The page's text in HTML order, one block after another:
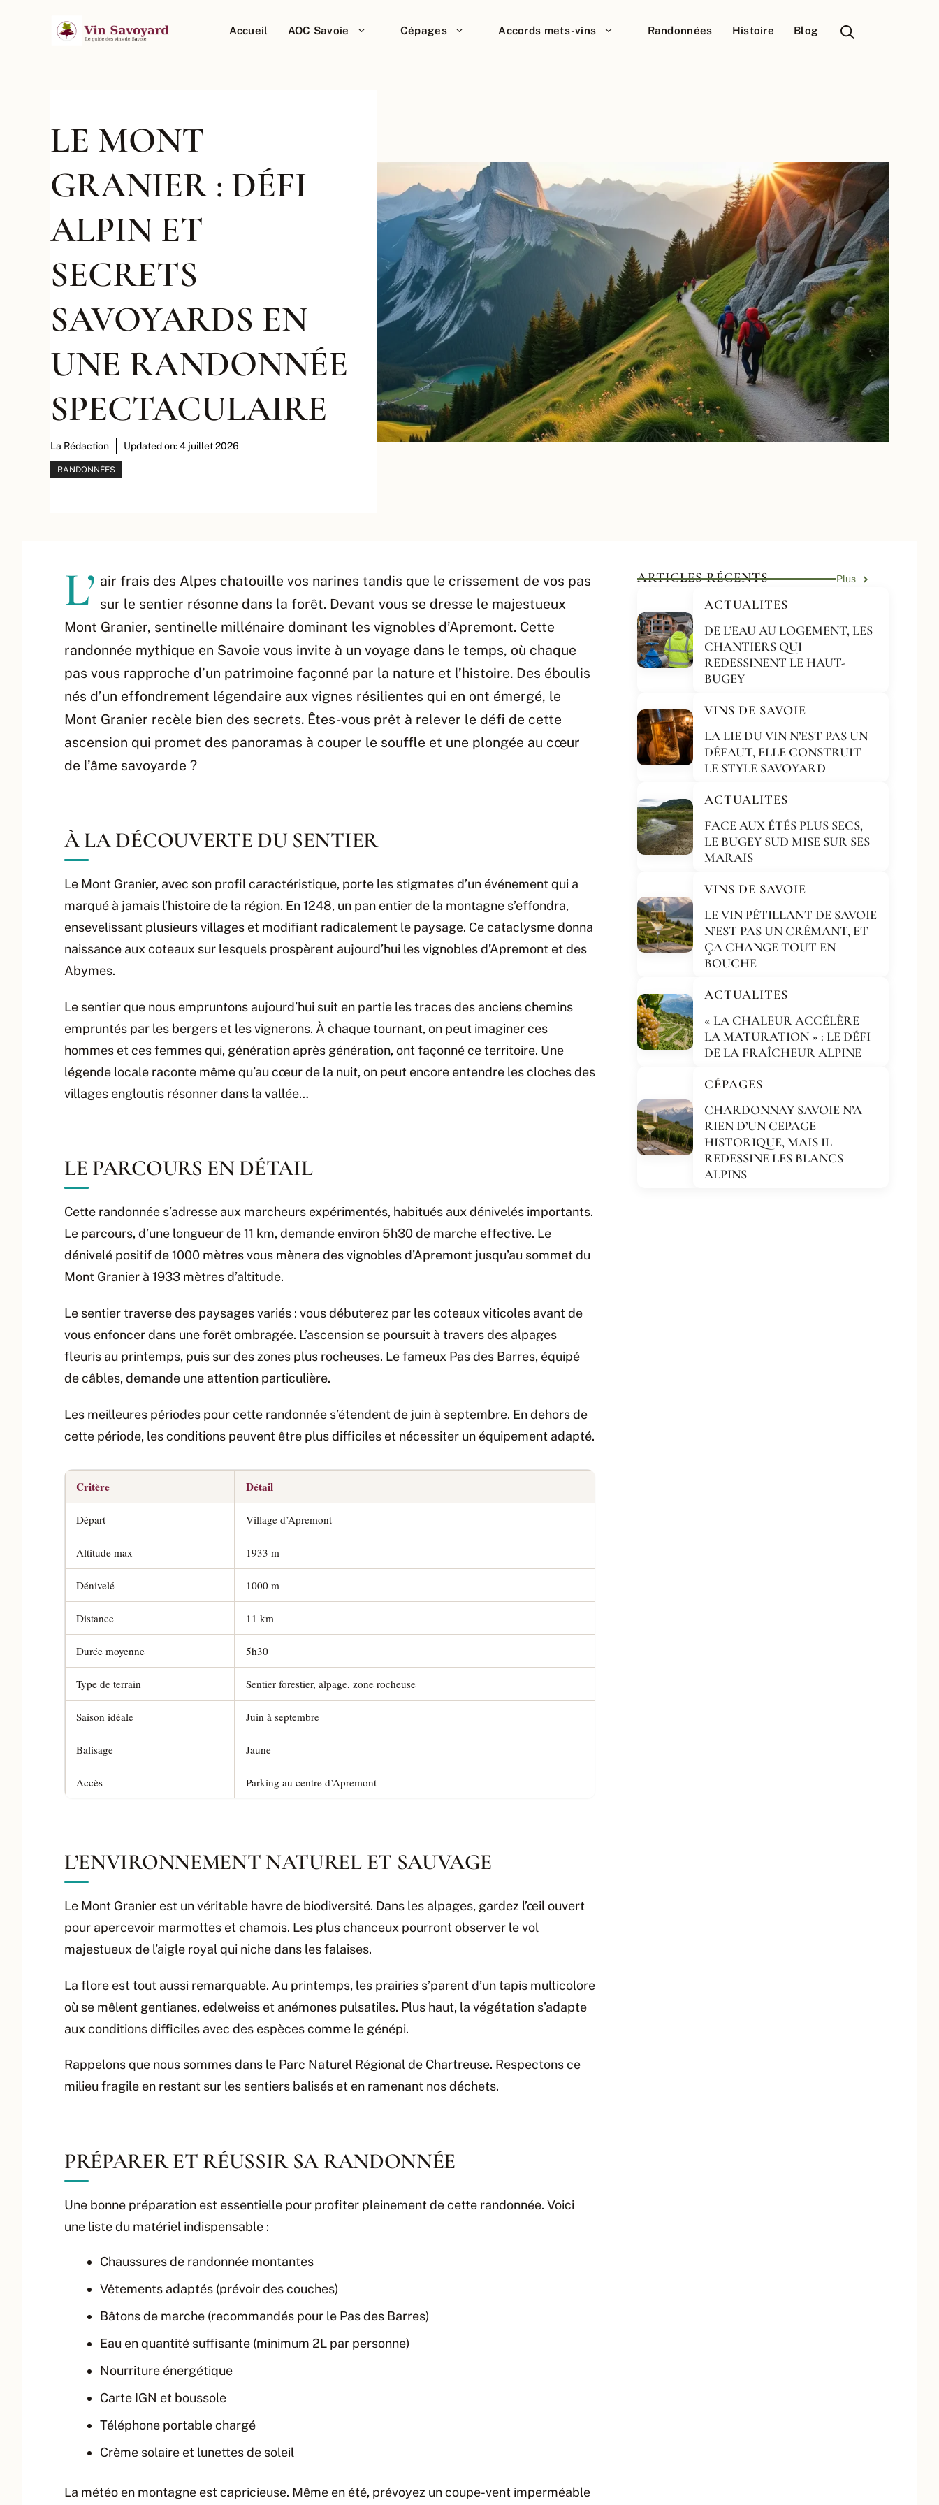
Accueil AOC Savoie Cépages Accords mets-vins Randonnées Histoire Blog
LE MONT
GRANIER : DÉFI
ALPIN ET
SECRETS
SAVOYARDS EN
UNE RANDONNÉE
SPECTACULAIRE
La Rédaction Updated on:4 juillet 2026
RANDONNÉES
L’ air frais des Alpes chatouille vos narines tandis que le crissement de vos pas
sur le sentier résonne dans la forêt. Devant vous se dresse le majestueux
Mont Granier, sentinelle millénaire dominant les vignobles d’Apremont. Cette
randonnée mythique en Savoie vous invite à un voyage dans le temps, où chaque
pas vous rapproche d’un patrimoine façonné par la nature et l’histoire. Des éboulis
nés d’un effondrement légendaire aux vignes résilientes qui en ont émergé, le
Mont Granier recèle bien des secrets. Êtes-vous prêt à relever le défi de cette
ascension qui promet des panoramas à couper le souffle et une plongée au cœur
de l’âme savoyarde ?
À LA DÉCOUVERTE DU SENTIER
Le Mont Granier, avec son profil caractéristique, porte les stigmates d’un événement qui a
marqué à jamais l’histoire de la région. En 1248, un pan entier de la montagne s’effondra,
ensevelissant plusieurs villages et modifiant radicalement le paysage. Ce cataclysme donna
naissance aux coteaux sur lesquels prospèrent aujourd’hui les vignobles d’Apremont et des
Abymes.
Le sentier que nous empruntons aujourd’hui suit en partie les traces des anciens chemins
empruntés par les bergers et les vignerons. À chaque tournant, on peut imaginer ces
hommes et ces femmes qui, génération après génération, ont façonné ce territoire. Une
légende locale raconte même qu’au cœur de la nuit, on peut encore entendre les cloches des
villages engloutis résonner dans la vallée…
LE PARCOURS EN DÉTAIL
Cette randonnée s’adresse aux marcheurs expérimentés, habitués aux dénivelés importants.
Le parcours, d’une longueur de 11 km, demande environ 5h30 de marche effective. Le
dénivelé positif de 1000 mètres vous mènera des vignobles d’Apremont jusqu’au sommet du
Mont Granier à 1933 mètres d’altitude.
Le sentier traverse des paysages variés : vous débuterez par les coteaux viticoles avant de
vous enfoncer dans une forêt ombragée. L’ascension se poursuit à travers des alpages
fleuris au printemps, puis sur des zones plus rocheuses. Le fameux Pas des Barres, équipé
de câbles, demande une attention particulière.
Les meilleures périodes pour cette randonnée s’étendent de juin à septembre. En dehors de
cette période, les conditions peuvent être plus difficiles et nécessiter un équipement adapté.
Critère Détail
Départ Village d’Apremont
Altitude max 1933 m
Dénivelé 1000 m
Distance 11 km
Durée moyenne 5h30
Type de terrain Sentier forestier, alpage, zone rocheuse
Saison idéale Juin à septembre
Balisage Jaune
Accès Parking au centre d’Apremont
L’ENVIRONNEMENT NATUREL ET SAUVAGE
Le Mont Granier est un véritable havre de biodiversité. Dans les alpages, gardez l’œil ouvert
pour apercevoir marmottes et chamois. Les plus chanceux pourront observer le vol
majestueux de l’aigle royal qui niche dans les falaises.
La flore est tout aussi remarquable. Au printemps, les prairies s’parent d’un tapis multicolore
où se mêlent gentianes, edelweiss et anémones pulsatiles. Plus haut, la végétation s’adapte
aux conditions difficiles avec des espèces comme le génépi.
Rappelons que nous sommes dans le Parc Naturel Régional de Chartreuse. Respectons ce
milieu fragile en restant sur les sentiers balisés et en ramenant nos déchets.
PRÉPARER ET RÉUSSIR SA RANDONNÉE
Une bonne préparation est essentielle pour profiter pleinement de cette randonnée. Voici
une liste du matériel indispensable :
Chaussures de randonnée montantes
Vêtements adaptés (prévoir des couches)
Bâtons de marche (recommandés pour le Pas des Barres)
Eau en quantité suffisante (minimum 2L par personne)
Nourriture énergétique
Carte IGN et boussole
Téléphone portable chargé
Crème solaire et lunettes de soleil
La météo en montagne est capricieuse. Même en été, prévoyez un coupe-vent imperméable
ARTICLES RÉCENTS Plus
ACTUALITES
DE L’EAU AU LOGEMENT, LES
CHANTIERS QUI
REDESSINENT LE HAUT-
BUGEY
VINS DE SAVOIE
LA LIE DU VIN N’EST PAS UN
DÉFAUT, ELLE CONSTRUIT
LE STYLE SAVOYARD
ACTUALITES
FACE AUX ÉTÉS PLUS SECS,
LE BUGEY SUD MISE SUR SES
MARAIS
VINS DE SAVOIE
LE VIN PÉTILLANT DE SAVOIE
N’EST PAS UN CRÉMANT, ET
ÇA CHANGE TOUT EN
BOUCHE
ACTUALITES
« LA CHALEUR ACCÉLÈRE
LA MATURATION » : LE DÉFI
DE LA FRAÎCHEUR ALPINE
CÉPAGES
CHARDONNAY SAVOIE N’A
RIEN D’UN CEPAGE
HISTORIQUE, MAIS IL
REDESSINE LES BLANCS
ALPINS